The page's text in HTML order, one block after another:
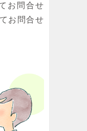
お問合せ
お問合せ